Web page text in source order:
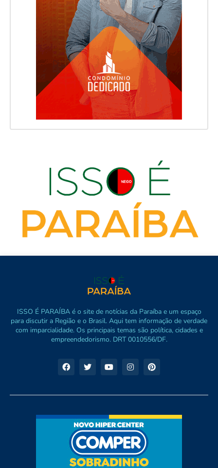
ISSO É PARAÍBA é o site de notícias da Paraíba e um espaço
para discutir a Região e o Brasil. Aqui tem informação de verdade
com imparcialidade. Os principais temas são política, cidades e
empreendedorismo. DRT 0010556/DF.